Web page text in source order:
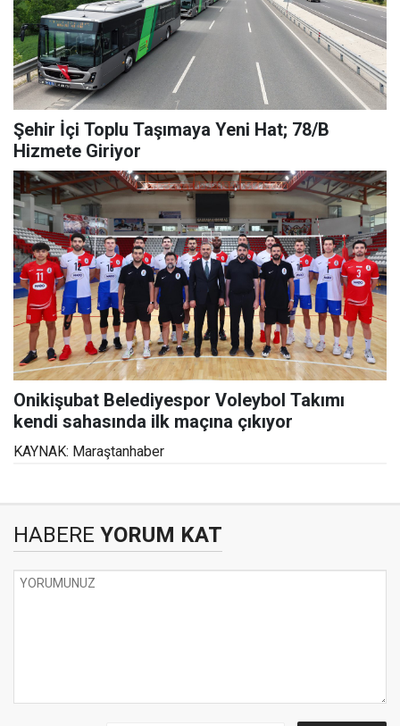
Şehir İçi Toplu Taşımaya Yeni Hat; 78/B
Hizmete Giriyor
Onikişubat Belediyespor Voleybol Takımı
kendi sahasında ilk maçına çıkıyor
KAYNAK: Maraştanhaber
HABERE YORUM KAT